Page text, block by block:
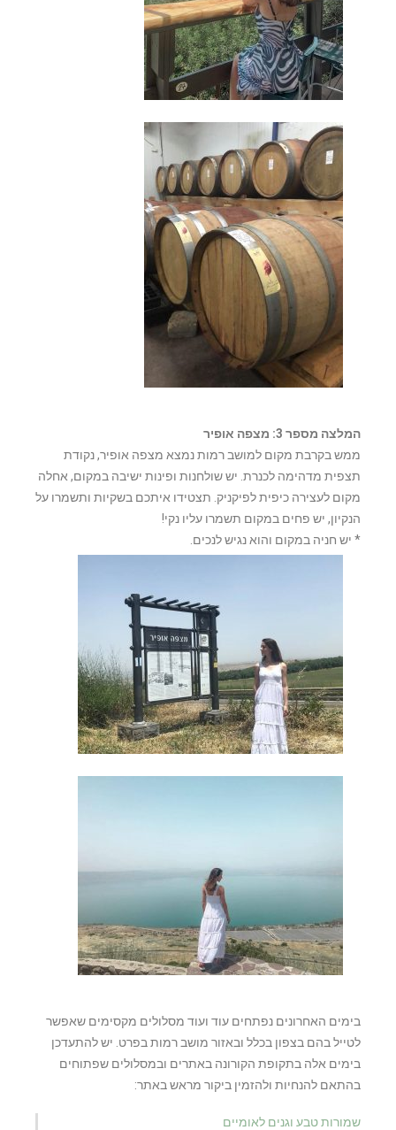
המלצה מספר 3: מצפה אופיר
ממש בקרבת מקום למושב רמות נמצא מצפה אופיר, נקודת
תצפית מדהימה לכנרת. יש שולחנות ופינות ישיבה במקום, אחלה
מקום לעצירה כיפית לפיקניק. תצטידו איתכם בשקיות ותשמרו על
הנקיון, יש פחים במקום תשמרו עליו נקי!
* יש חניה במקום והוא נגיש לנכים.
בימים האחרונים נפתחים עוד ועוד מסלולים מקסימים שאפשר
לטייל בהם בצפון בכלל ובאזור מושב רמות בפרט. יש להתעדכן
בימים אלה בתקופת הקורונה באתרים ובמסלולים שפתוחים
בהתאם להנחיות ולהזמין ביקור מראש באתר:
שמורות טבע וגנים לאומיים